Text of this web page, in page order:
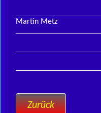
Martin Metz
Zurück